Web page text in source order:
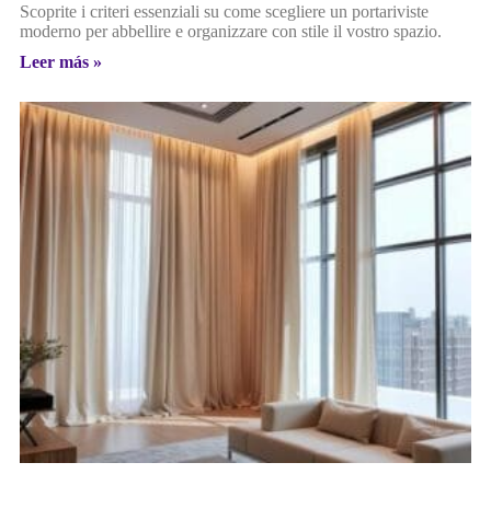
Scoprite i criteri essenziali su come scegliere un portariviste
moderno per abbellire e organizzare con stile il vostro spazio.
Leer más »